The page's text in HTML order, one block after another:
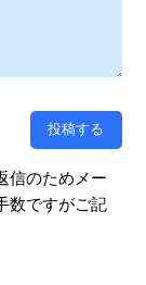
信のためメー
数ですがご記